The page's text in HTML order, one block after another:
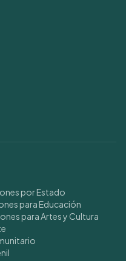
por Estado
para Educación
para Artes y Cultura